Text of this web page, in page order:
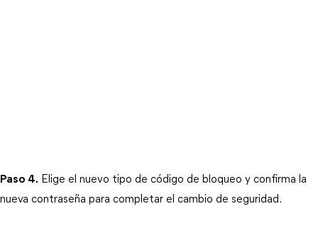
Paso 4. Elige el nuevo tipo de código de bloqueo y confirma la
nueva contraseña para completar el cambio de seguridad.